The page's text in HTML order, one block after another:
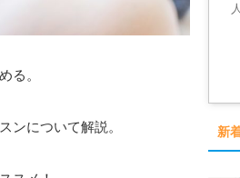
る。
ンについて解説。 新